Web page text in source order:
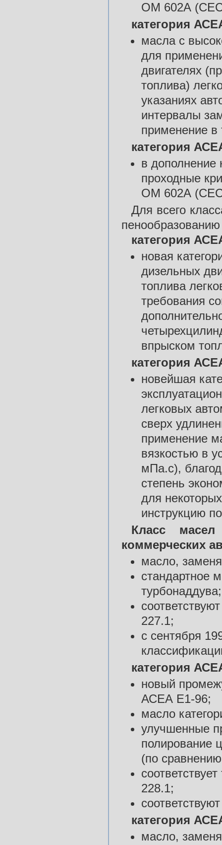
ОМ 602А
категория
масла с
для
двигателях
топлива)
указаниях
интервалы
применение в
категория
в дополнение
проходные
ОМ 602А
Для всего
категория
новая
дизельных
топлива
требования
впрыском
категория
новейшая
легковых
сверх
применение
вязкостью в
мПа.с),
степень
для
инструкцию
Класс
коммерческих
масло,
стандартное
турбонаддува;
227.1;
с сентября
категория
новый
АСЕА Е1-96;
масло
улучшенные
полирование
(по
228.1;
категория
масло,